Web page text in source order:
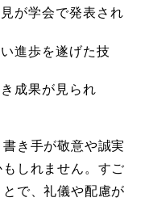
が学会で発表され
進歩を遂げた技
成果が見られ
き手が敬意や誠実
しれません。すご
で、礼儀や配慮が